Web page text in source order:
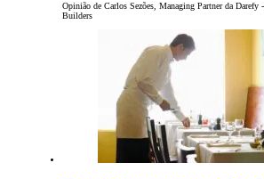
Opinião de Carlos Sezões, Managing Partner da Darefy
Builders